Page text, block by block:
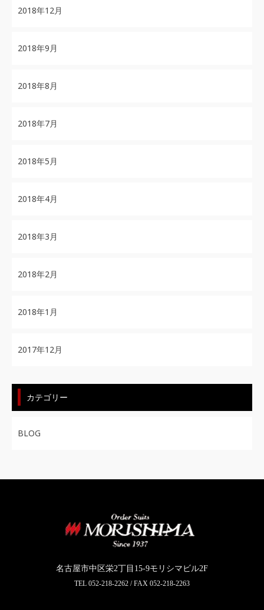
2018年12月
2018年9月
2018年8月
2018年7月
2018年5月
2018年4月
2018年3月
2018年2月
2018年1月
2017年12月
カテゴリー
BLOG
名古屋市中区栄2丁目15-9モリシマビル2F
TEL 052-218-2262 / FAX 052-218-2263